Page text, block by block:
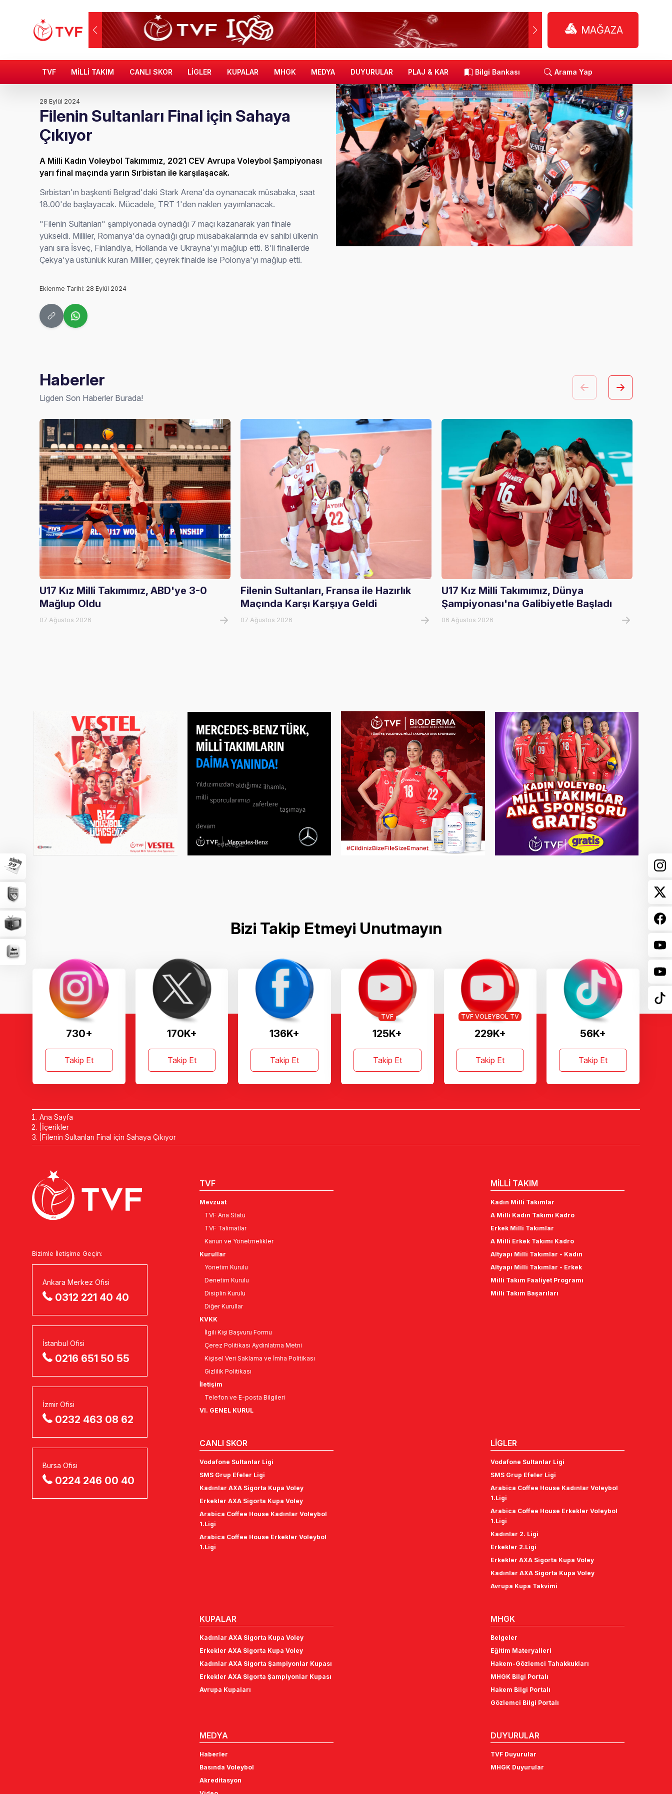
MAĞAZA
TVF MİLLİ TAKIM CANLI SKOR LİGLER KUPALAR MHGK MEDYA DUYURULAR PLAJ & KAR Bilgi Bankası Arama Yap
28 Eylül 2024
Filenin Sultanları Final için Sahaya
Çıkıyor
A Milli Kadın Voleybol Takımımız, 2021 CEV Avrupa Voleybol Şampiyonası
yarı final maçında yarın Sırbistan ile karşılaşacak.
Sırbistan'ın başkenti Belgrad'daki Stark Arena'da oynanacak müsabaka, saat
18.00'de başlayacak. Mücadele, TRT 1'den naklen yayımlanacak.
"Filenin Sultanları" şampiyonada oynadığı 7 maçı kazanarak yarı finale
yükseldi. Milliler, Romanya'da oynadığı grup müsabakalarında ev sahibi ülkenin
yanı sıra İsveç, Finlandiya, Hollanda ve Ukrayna'yı mağlup etti. 8'li finallerde
Çekya'ya üstünlük kuran Milliler, çeyrek finalde ise Polonya'yı mağlup etti.
Eklenme Tarihi: 28 Eylül 2024
Haberler
Ligden Son Haberler Burada!
U17 Kız Milli Takımımız, ABD'ye 3-0
Mağlup Oldu
07 Ağustos 2026
Filenin Sultanları, Fransa ile Hazırlık
Maçında Karşı Karşıya Geldi
07 Ağustos 2026
U17 Kız Milli Takımımız, Dünya
Şampiyonası'na Galibiyetle Başladı
06 Ağustos 2026
Bizi Takip Etmeyi Unutmayın
730+
Takip Et
170K+
Takip Et
136K+
Takip Et
125K+
TVF
Takip Et
229K+
TVF VOLEYBOL TV
Takip Et
56K+
Takip Et
Ana Sayfa
İçerikler
Filenin Sultanları Final için Sahaya Çıkıyor
Bizimle İletişime Geçin:
Ankara Merkez Ofisi
0312 221 40 40
İstanbul Ofisi
0216 651 50 55
İzmir Ofisi
0232 463 08 62
Bursa Ofisi
0224 246 00 40
TVF
Mevzuat
TVF Ana Statü
TVF Talimatlar
Kanun ve Yönetmelikler
Kurullar
Yönetim Kurulu
Denetim Kurulu
Disiplin Kurulu
Diğer Kurullar
KVKK
İlgili Kişi Başvuru Formu
Çerez Politikası Aydınlatma Metni
Kişisel Veri Saklama ve İmha Politikası
Gizlilik Politikası
İletişim
Telefon ve E-posta Bilgileri
VI. GENEL KURUL
MİLLİ TAKIM
Kadın Milli Takımlar
A Milli Kadın Takımı Kadro
Erkek Milli Takımlar
A Milli Erkek Takımı Kadro
Altyapı Milli Takımlar - Kadın
Altyapı Milli Takımlar - Erkek
Milli Takım Faaliyet Programı
Milli Takım Başarıları
CANLI SKOR
Vodafone Sultanlar Ligi
SMS Grup Efeler Ligi
Kadınlar AXA Sigorta Kupa Voley
Erkekler AXA Sigorta Kupa Voley
Arabica Coffee House Kadınlar Voleybol
1.Ligi
Arabica Coffee House Erkekler Voleybol
1.Ligi
LİGLER
Vodafone Sultanlar Ligi
SMS Grup Efeler Ligi
Arabica Coffee House Kadınlar Voleybol
1.Ligi
Arabica Coffee House Erkekler Voleybol
1.Ligi
Kadınlar 2. Ligi
Erkekler 2.Ligi
Erkekler AXA Sigorta Kupa Voley
Kadınlar AXA Sigorta Kupa Voley
Avrupa Kupa Takvimi
KUPALAR
Kadınlar AXA Sigorta Kupa Voley
Erkekler AXA Sigorta Kupa Voley
Kadınlar AXA Sigorta Şampiyonlar Kupası
Erkekler AXA Sigorta Şampiyonlar Kupası
Avrupa Kupaları
MHGK
Belgeler
Eğitim Materyalleri
Hakem-Gözlemci Tahakkukları
MHGK Bilgi Portalı
Hakem Bilgi Portalı
Gözlemci Bilgi Portalı
MEDYA
Haberler
Basında Voleybol
Akreditasyon
DUYURULAR
TVF Duyurular
MHGK Duyurular